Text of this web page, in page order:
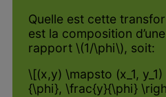
Quelle est cette
est la composition
rapport \(1/\phi\), soit:
\[(x,y) \mapsto (x_1,
{\phi}, \frac{y}{\phi}